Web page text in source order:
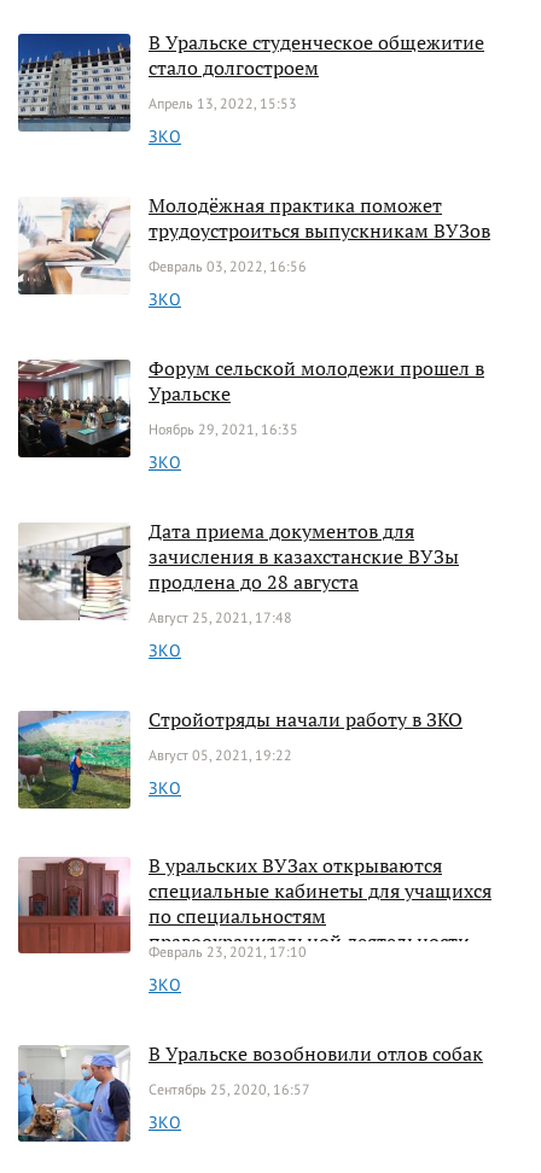
В Уральске студенческое общежитие
стало долгостроем
Апрель 13, 2022, 15:53
ЗКО
Молодёжная практика поможет
трудоустроиться выпускникам ВУЗов
Февраль 03, 2022, 16:56
ЗКО
Форум сельской молодежи прошел в
Уральске
Ноябрь 29, 2021, 16:35
ЗКО
Дата приема документов для
зачисления в казахстанские ВУЗы
продлена до 28 августа
Август 25, 2021, 17:48
ЗКО
Стройотряды начали работу в ЗКО
Август 05, 2021, 19:22
ЗКО
В уральских ВУЗах открываются
специальные кабинеты для учащихся
по специальностям
правоохранительной деятельности
Февраль 23, 2021, 17:10
ЗКО
В Уральске возобновили отлов собак
Сентябрь 25, 2020, 16:57
ЗКО